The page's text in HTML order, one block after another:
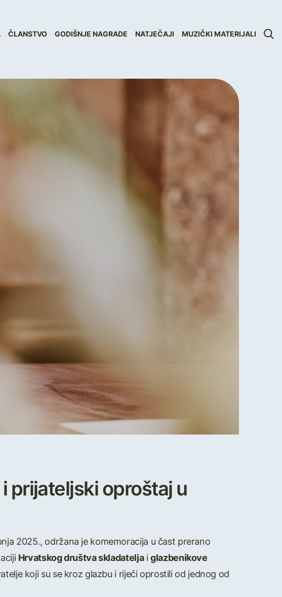
ČLANSTVO GODIŠNJE NAGRADE NATJEČAJI MUZIČKI MATERIJALI
prijateljski oproštaj u
2025., održana je komemoracija u čast prerano
Hrvatskog društva skladateljaiglazbenikove
koji su se kroz glazbu i riječi oprostili od jednog od